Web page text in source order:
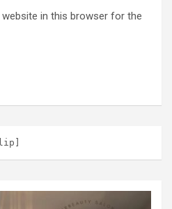
website in this browser for the